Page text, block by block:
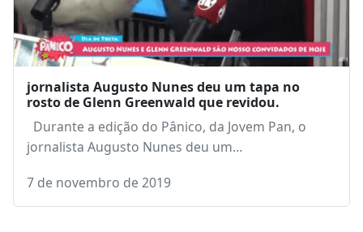
jornalista Augusto Nunes deu um tapa no
rosto de Glenn Greenwald que revidou.
Durante a edição do Pânico, da Jovem Pan, o
jornalista Augusto Nunes deu um…
7 de novembro de 2019